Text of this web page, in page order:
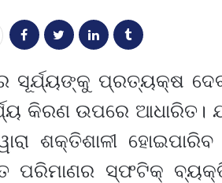
ସୂର୍ଯ୍ୟଙ୍କୁ ପ୍ରତ୍ୟକ୍ଷ
କିରଣ ଉପରେ ଆଧାରିତ।
ଶକ୍ତିଶାଳୀ
ପରିମାଣର ସ୍ଫଟିକ୍